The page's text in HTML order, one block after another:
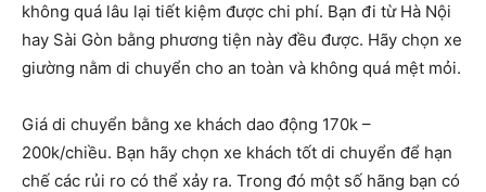
không quá lâu lại tiết kiệm được chi phí. Bạn đi từ Hà Nội
hay Sài Gòn bằng phương tiện này đều được. Hãy chọn xe
giường nằm di chuyển cho an toàn và không quá mệt mỏi.
Giá di chuyển bằng xe khách dao động 170k –
200k/chiều. Bạn hãy chọn xe khách tốt di chuyển để hạn
chế các rủi ro có thể xảy ra. Trong đó một số hãng bạn có